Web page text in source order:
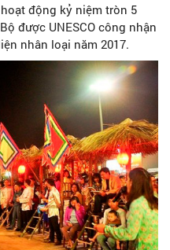
động kỷ niệm tròn 5
được UNESCO công nhận
nhân loại năm 2017.